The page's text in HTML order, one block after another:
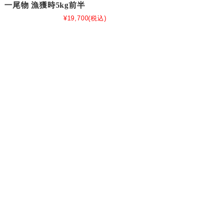
一尾物 漁獲時5kg前半
¥19,700(税込)